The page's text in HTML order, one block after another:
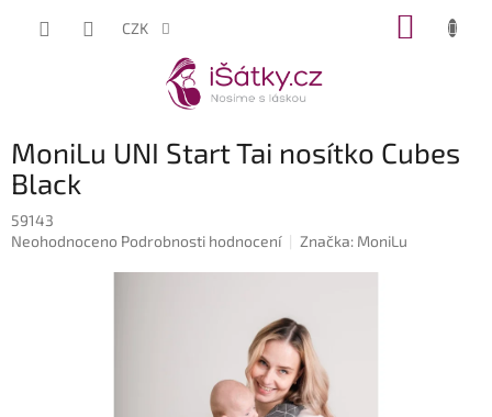
CZK
MoniLu UNI Start Tai nosítko Cubes
Black
59143
Průměrné
Neohodnoceno Podrobnosti hodnocení Značka: MoniLu